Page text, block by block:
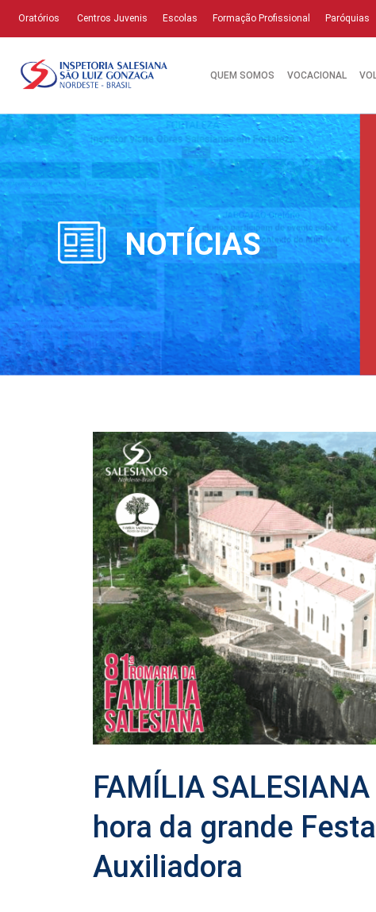
Oratórios Centros Juvenis Escolas Formação Profissional Paróquias
QUEM SOMOS VOCACIONAL
NOTÍCIAS
FAMÍLIA
hora da grande
Auxiliadora